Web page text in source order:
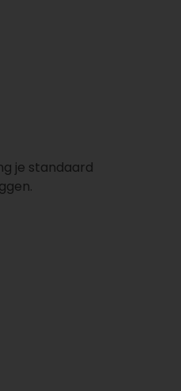
je standaard